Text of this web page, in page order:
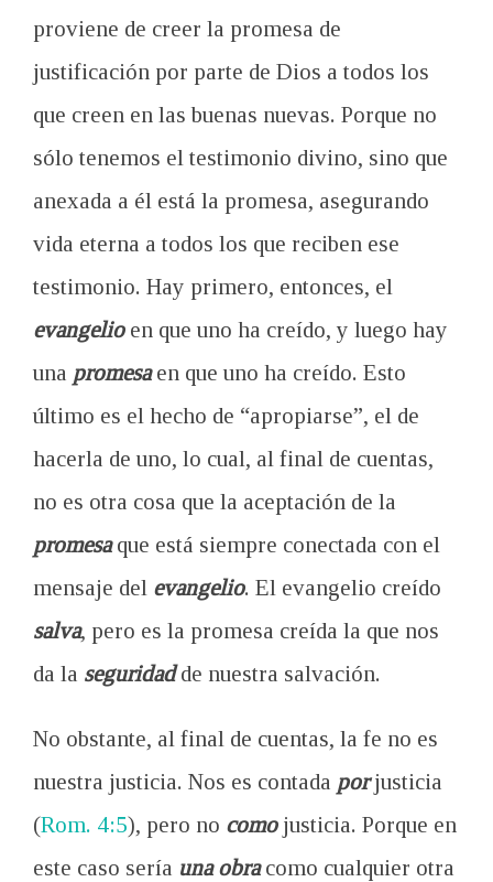
proviene de creer la promesa de
justificación por parte de Dios a todos los
que creen en las buenas nuevas. Porque no
sólo tenemos el testimonio divino, sino que
anexada a él está la promesa, asegurando
vida eterna a todos los que reciben ese
testimonio. Hay primero, entonces, el
evangelioen que uno ha creído, y luego hay
una promesaen que uno ha creído. Esto
último es el hecho de “apropiarse”, el de
hacerla de uno, lo cual, al final de cuentas,
no es otra cosa que la aceptación de la
promesaque está siempre conectada con el
mensaje del evangelio. El evangelio creído
salva, pero es la promesa creída la que nos
da la seguridadde nuestra salvación.
No obstante, al final de cuentas, la fe no es
nuestra justicia. Nos es contada porjusticia
(Rom. 4:5), pero no comojusticia. Porque en
este caso sería una obracomo cualquier otra